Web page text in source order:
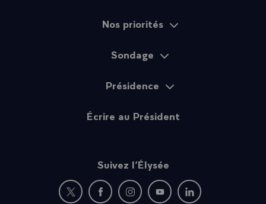
Nos priorités
Sondage
Présidence
Écrire au Président
Suivez l’Élysée
Nouvelle fenêtre : rejoignez-nous sur Twitter
Nouvelle fenêtre : rejoignez-nous sur
Nouvelle fenêtre : rejoignez-nous
Nouvelle fenêtre :
Nouvelle fenêtre :